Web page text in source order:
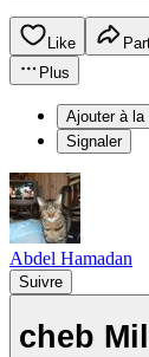
Like
Plus
Ajouter à
Signaler
Abdel Hamadan
Suivre
cheb